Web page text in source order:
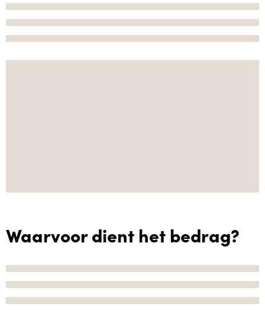
Waarvoor dient het bedrag?